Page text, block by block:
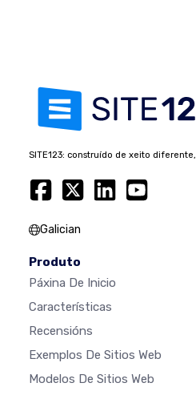
SITE123: construído de xeito
Galician
Produto
Páxina De Inicio
Características
Recensións
Exemplos De Sitios Web
Modelos De Sitios Web